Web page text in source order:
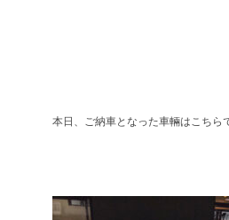
本日、ご納車となった車輛はこちら